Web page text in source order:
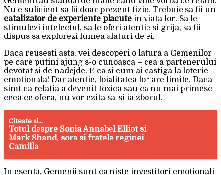
Nu e suficient sa fii doar prezent fizic. Trebuie sa fii un
catalizator de experiente placute in viata lor. Sa le
stimulezi intelectul, sa le oferi atentie si grija, sa fii
dispus sa explorezi lumea alaturi de ei.
Daca reusesti asta, vei descoperi o latura a Gemenilor
pe care putini ajung s-o cunoasca – cea a partenerului
devotat si de nadejde. E ca si cum ai castiga la loterie
emotionala! Dar atentie, loialitatea lor are limite. Daca
simt ca relatia a devenit toxica sau ca nu mai primesc
ceea ce ofera, nu vor ezita sa-si ia zborul.
Citeste si...
Totul despre Sonia Annabel Elliot si
Mark Shand, sora si fratele reginei
Camilla
In esenta, Gemenii sunt ca niste investitori emotionali